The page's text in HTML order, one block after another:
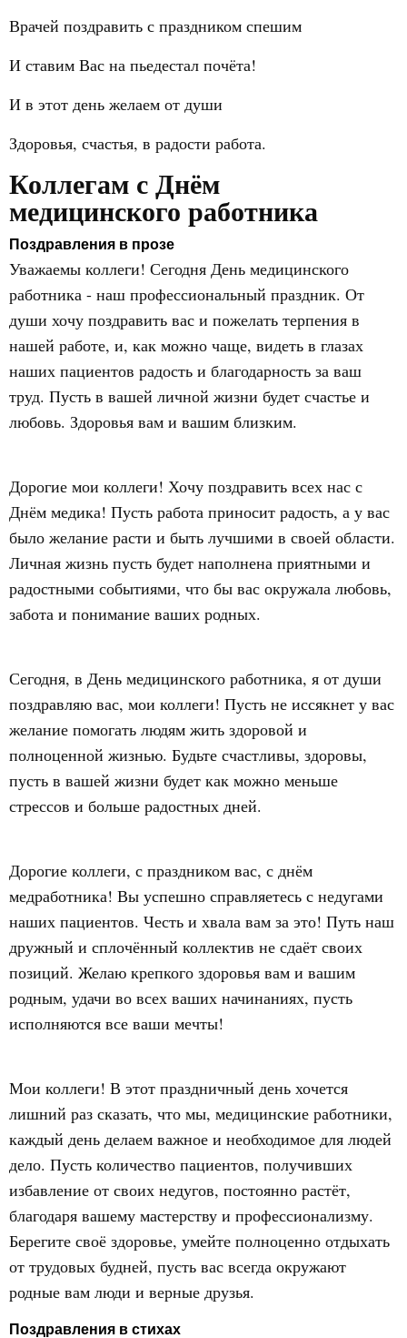
Врачей поздравить с праздником спешим
И ставим Вас на пьедестал почёта!
И в этот день желаем от души
Здоровья, счастья, в радости работа.
Коллегам с Днём
медицинского работника
Поздравления в прозе
Уважаемы коллеги! Сегодня День медицинского
работника - наш профессиональный праздник. От
души хочу поздравить вас и пожелать терпения в
нашей работе, и, как можно чаще, видеть в глазах
наших пациентов радость и благодарность за ваш
труд. Пусть в вашей личной жизни будет счастье и
любовь. Здоровья вам и вашим близким.
Дорогие мои коллеги! Хочу поздравить всех нас с
Днём медика! Пусть работа приносит радость, а у вас
было желание расти и быть лучшими в своей области.
Личная жизнь пусть будет наполнена приятными и
радостными событиями, что бы вас окружала любовь,
забота и понимание ваших родных.
Сегодня, в День медицинского работника, я от души
поздравляю вас, мои коллеги! Пусть не иссякнет у вас
желание помогать людям жить здоровой и
полноценной жизнью. Будьте счастливы, здоровы,
пусть в вашей жизни будет как можно меньше
стрессов и больше радостных дней.
Дорогие коллеги, с праздником вас, с днём
медработника! Вы успешно справляетесь с недугами
наших пациентов. Честь и хвала вам за это! Путь наш
дружный и сплочённый коллектив не сдаёт своих
позиций. Желаю крепкого здоровья вам и вашим
родным, удачи во всех ваших начинаниях, пусть
исполняются все ваши мечты!
Мои коллеги! В этот праздничный день хочется
лишний раз сказать, что мы, медицинские работники,
каждый день делаем важное и необходимое для людей
дело. Пусть количество пациентов, получивших
избавление от своих недугов, постоянно растёт,
благодаря вашему мастерству и профессионализму.
Берегите своё здоровье, умейте полноценно отдыхать
от трудовых будней, пусть вас всегда окружают
родные вам люди и верные друзья.
Поздравления в стихах